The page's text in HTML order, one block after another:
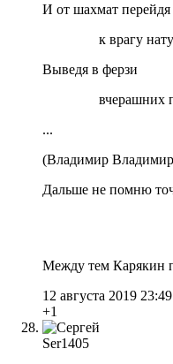
И от шахмат перейдя
к врагу
Выведя в ферзи
вчерашних
...
(Владимир
Дальше не помню
Между тем Карякин
12 августа 2019 23:49
+1
Ser1405